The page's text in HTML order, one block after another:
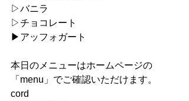
▷バニラ
▷チョコレート
▶︎アッフォガート
本日のメニューはホームページの
「menu」でご確認いただけます。
cord